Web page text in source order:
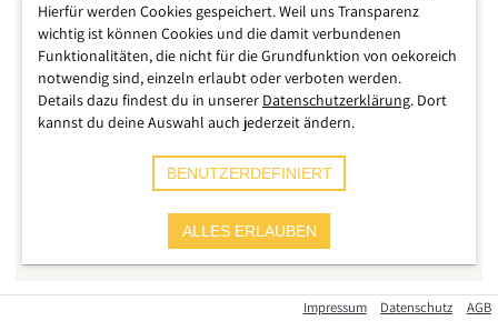
Impressum Datenschutz AGB
Hierfür werden Cookies gespeichert. Weil uns Transparenz
wichtig ist können Cookies und die damit verbundenen
Funktionalitäten, die nicht für die Grundfunktion von oekoreich
notwendig sind, einzeln erlaubt oder verboten werden.
Details dazu findest du in unserer Datenschutzerklärung. Dort
kannst du deine Auswahl auch jederzeit ändern.
BENUTZERDEFINIERT
ALLES ERLAUBEN